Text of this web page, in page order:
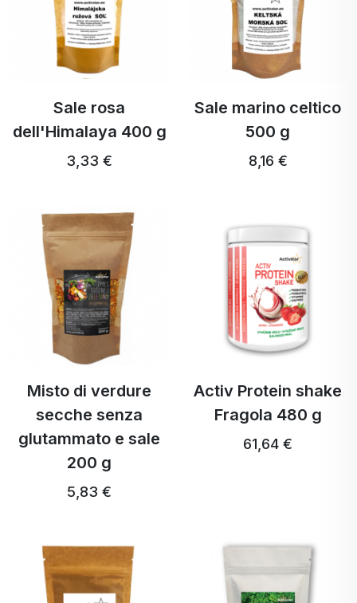
Sale rosa
dell'Himalaya 400 g
3,33 €
Sale marino celtico
500 g
8,16 €
Misto di verdure
secche senza
glutammato e sale
200 g
5,83 €
Activ Protein shake
Fragola 480 g
61,64 €